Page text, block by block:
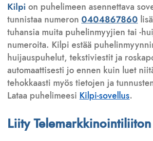
Kilpi on puhelimeen asennettava
tunnistaa numeron 0404867860
tuhansia muita puhelinmyyjien tai -
numeroita. Kilpi estää
huijauspuhelut, tekstiviestit ja
automaattisesti jo ennen kuin luet
tehokkaasti myös tietojen ja
Lataa puhelimeesi Kilpi-sovellus.
Liity